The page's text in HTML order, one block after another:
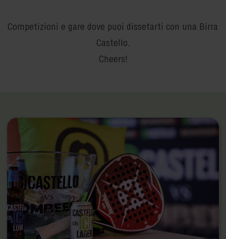
Competizioni e gare dove puoi dissetarti con una Birra
Castello.
Cheers!